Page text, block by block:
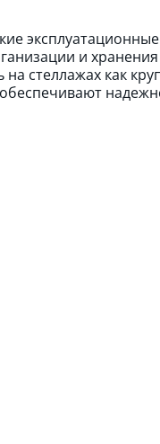
и
стеллажах как